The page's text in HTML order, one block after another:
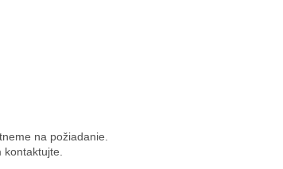
na požiadanie.